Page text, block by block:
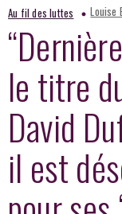
Au fil des luttes Louise
le titre
David
il est